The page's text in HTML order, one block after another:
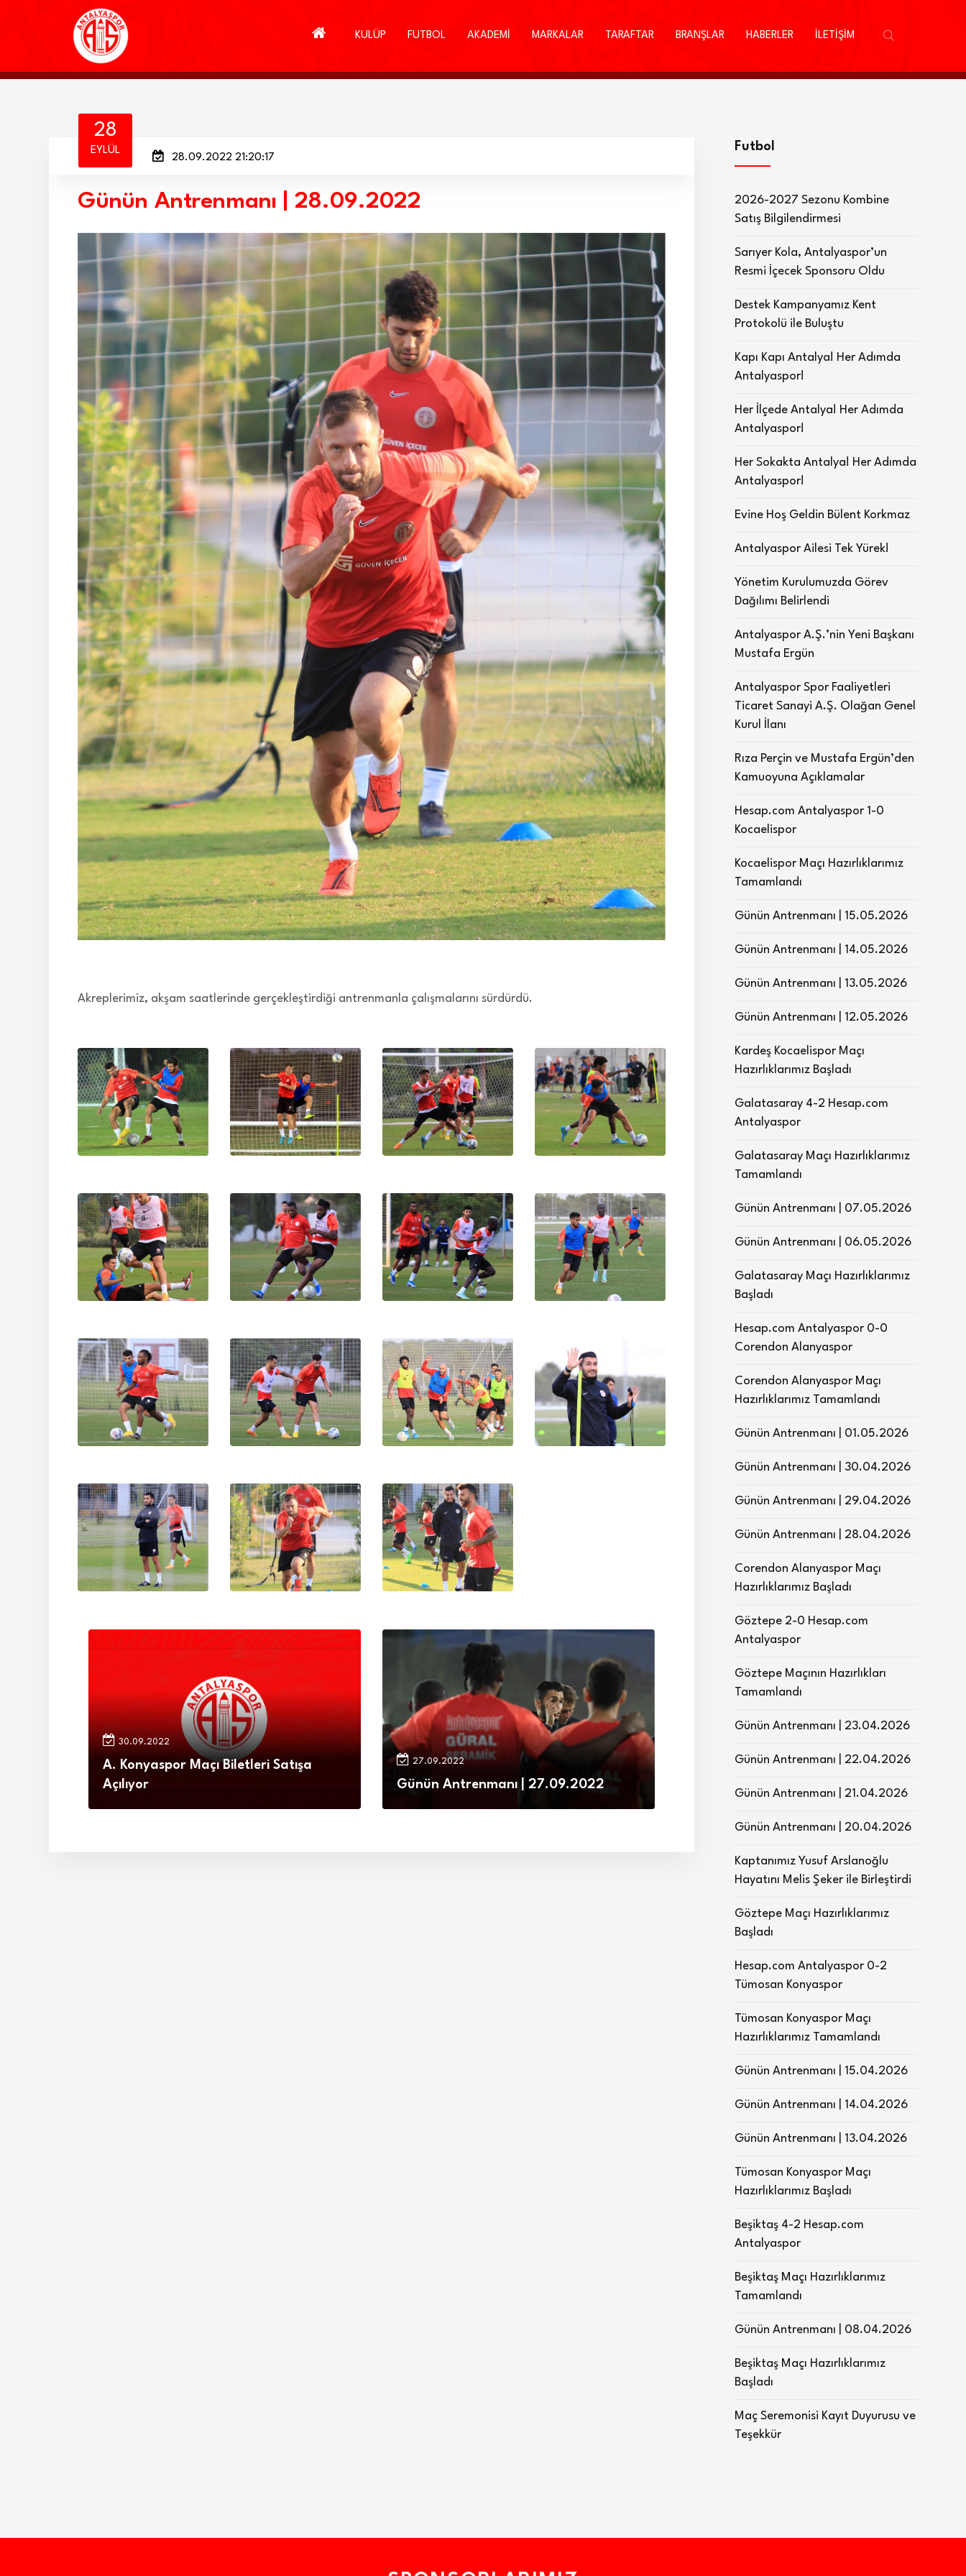
KULÜP FUTBOL AKADEMİ MARKALAR TARAFTAR BRANŞLAR HABERLER İLETİŞİM
28
EYLÜL
28.09.2022 21:20:17
Günün Antrenmanı | 28.09.2022
Akreplerimiz, akşam saatlerinde gerçekleştirdiği antrenmanla çalışmalarını sürdürdü.
30.09.2022
A. Konyaspor Maçı Biletleri Satışa
Açılıyor
27.09.2022
Günün Antrenmanı | 27.09.2022
Futbol
2026-2027 Sezonu Kombine
Satış Bilgilendirmesi
Sarıyer Kola, Antalyaspor’un
Resmi İçecek Sponsoru Oldu
Destek Kampanyamız Kent
Protokolü ile Buluştu
Kapı Kapı Antalya! Her Adımda
Antalyaspor!
Her İlçede Antalya! Her Adımda
Antalyaspor!
Her Sokakta Antalya! Her Adımda
Antalyaspor!
Evine Hoş Geldin Bülent Korkmaz
Antalyaspor Ailesi Tek Yürek!
Yönetim Kurulumuzda Görev
Dağılımı Belirlendi
Antalyaspor A.Ş.’nin Yeni Başkanı
Mustafa Ergün
Antalyaspor Spor Faaliyetleri
Ticaret Sanayi A.Ş. Olağan Genel
Kurul İlanı
Rıza Perçin ve Mustafa Ergün’den
Kamuoyuna Açıklamalar
Hesap.com Antalyaspor 1-0
Kocaelispor
Kocaelispor Maçı Hazırlıklarımız
Tamamlandı
Günün Antrenmanı | 15.05.2026
Günün Antrenmanı | 14.05.2026
Günün Antrenmanı | 13.05.2026
Günün Antrenmanı | 12.05.2026
Kardeş Kocaelispor Maçı
Hazırlıklarımız Başladı
Galatasaray 4-2 Hesap.com
Antalyaspor
Galatasaray Maçı Hazırlıklarımız
Tamamlandı
Günün Antrenmanı | 07.05.2026
Günün Antrenmanı | 06.05.2026
Galatasaray Maçı Hazırlıklarımız
Başladı
Hesap.com Antalyaspor 0-0
Corendon Alanyaspor
Corendon Alanyaspor Maçı
Hazırlıklarımız Tamamlandı
Günün Antrenmanı | 01.05.2026
Günün Antrenmanı | 30.04.2026
Günün Antrenmanı | 29.04.2026
Günün Antrenmanı | 28.04.2026
Corendon Alanyaspor Maçı
Hazırlıklarımız Başladı
Göztepe 2-0 Hesap.com
Antalyaspor
Göztepe Maçının Hazırlıkları
Tamamlandı
Günün Antrenmanı | 23.04.2026
Günün Antrenmanı | 22.04.2026
Günün Antrenmanı | 21.04.2026
Günün Antrenmanı | 20.04.2026
Kaptanımız Yusuf Arslanoğlu
Hayatını Melis Şeker ile Birleştirdi
Göztepe Maçı Hazırlıklarımız
Başladı
Hesap.com Antalyaspor 0-2
Tümosan Konyaspor
Tümosan Konyaspor Maçı
Hazırlıklarımız Tamamlandı
Günün Antrenmanı | 15.04.2026
Günün Antrenmanı | 14.04.2026
Günün Antrenmanı | 13.04.2026
Tümosan Konyaspor Maçı
Hazırlıklarımız Başladı
Beşiktaş 4-2 Hesap.com
Antalyaspor
Beşiktaş Maçı Hazırlıklarımız
Tamamlandı
Günün Antrenmanı | 08.04.2026
Beşiktaş Maçı Hazırlıklarımız
Başladı
Maç Seremonisi Kayıt Duyurusu ve
Teşekkür